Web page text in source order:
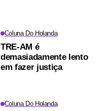
Coluna Do Holanda
TRE-AM é
demasiadamente lento
em fazer justiça
Coluna Do Holanda